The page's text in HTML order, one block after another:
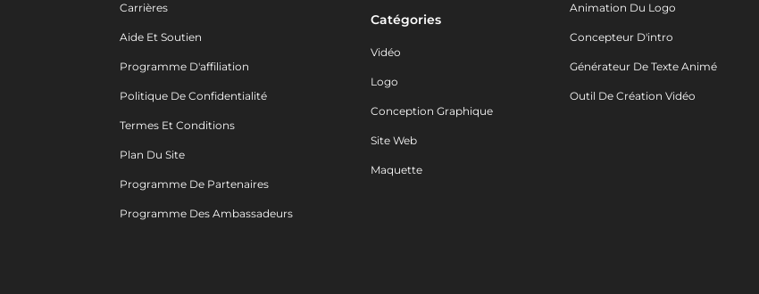
Carrières
Aide Et Soutien
Programme D'affiliation
Politique De Confidentialité
Termes Et Conditions
Plan Du Site
Programme De Partenaires
Programme Des Ambassadeurs
Catégories
Vidéo
Logo
Conception Graphique
Site Web
Maquette
Animation Du Logo
Concepteur D'intro
Générateur De Texte Animé
Outil De Création Vidéo